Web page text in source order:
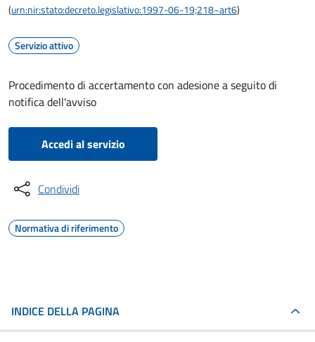
(urn:nir:stato:decreto.legislativo:1997-06-19;218~art6)
Servizio attivo
Procedimento di accertamento con adesione a seguito di
notifica dell'avviso
Accedi al servizio
Condividi
Normativa di riferimento
INDICE DELLA PAGINA